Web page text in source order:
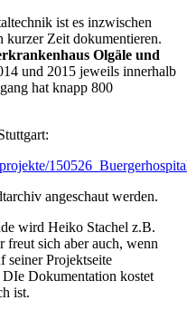
ist es inzwischen
kurzer Zeit dokumentieren.
Olgäle und
und 2015 jeweils innerhalb
hat knapp 800
angeschaut werden.
wird Heiko Stachel z.B.
freut sich aber auch, wenn
seiner Projektseite
DIe Dokumentation kostet
ist.